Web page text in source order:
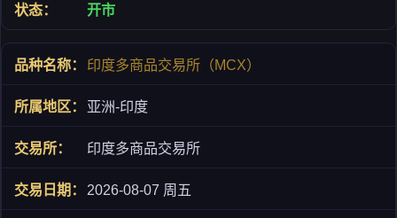
开市
印度多商品交易所（MCX）
亚洲-印度
印度多商品交易所
2026-08-07 周五